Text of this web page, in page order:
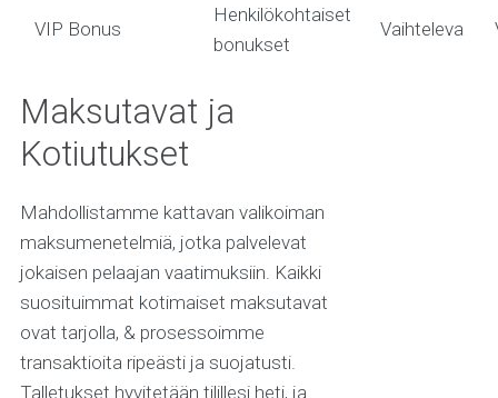
VIP Bonus
Henkilökohtaiset
bonukset
Vaihteleva
Maksutavat ja
Kotiutukset
Mahdollistamme kattavan valikoiman
maksumenetelmiä, jotka palvelevat
jokaisen pelaajan vaatimuksiin. Kaikki
suosituimmat kotimaiset maksutavat
ovat tarjolla, & prosessoimme
transaktioita ripeästi ja suojatusti.
Talletukset hyvitetään tilillesi heti, ja